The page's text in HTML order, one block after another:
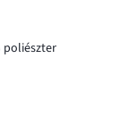
poliészter